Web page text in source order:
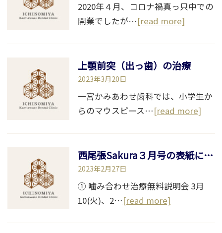
2020年４月、コロナ禍真っ只中での
開業でしたが…[read more]
上顎前突（出っ歯）の治療
2023年3月20日
一宮かみあわせ歯科では、小学生か
らのマウスピース…[read more]
西尾張Sakura３月号の表紙に掲載させていただきました
2023年2月27日
① 噛み合わせ治療無料説明会 3月
10(火)、2…[read more]